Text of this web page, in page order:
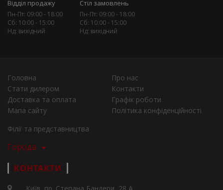
Відділ продажу
Пн-Пт: 09:00 - 18:00
Сб: 10:00 - 15:00
Нд: вихідний
Стіл замовлень
Пн-Пт: 09:00 - 18:00
Сб: 10:00 - 15:00
Нд: вихідний
Головна
Про нас
Стати дилером
Контакти
Доставка та оплата
Графік роботи
Мапа сайту
Політика конфіденційності
Філії та представництва
Города
КОНТАКТИ